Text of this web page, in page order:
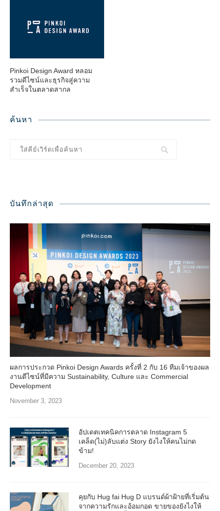
Pinkoi Design Award หลอม
รวมดีไซน์และธุรกิจสู่ความ
สำเร็จในตลาดสากล
ค้นหา
บันทึกล่าสุด
ผลการประกวด Pinkoi Design Awards ครั้งที่ 2 กับ 16 ทีมเจ้าของผล
งานดีไซน์ที่มีความ Sustainability, Culture และ Commercial
Development
November 3, 2023
อัปเดตเทคนิคการตลาด Instagram 5
เคล็ด(ไม่)ลับแต่ง Story ยังไงให้คนไม่กด
ข้าม!
December 20, 2023
คุยกับ Hug fai Hug D แบรนด์ผ้าฝ้ายที่เริ่มต้น
จากความรักและอ้อมกอด ขายของยังไงให้